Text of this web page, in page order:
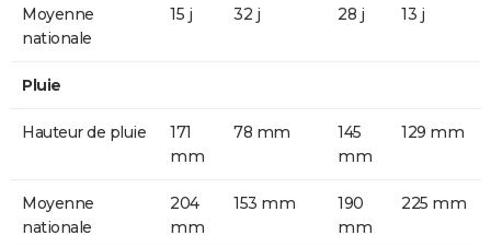
Moyenne
nationale
15 j 32 j 28 j 13 j
Pluie
Hauteur de pluie
171
mm
78 mm
145
mm
129 mm
Moyenne
nationale
204
mm
153 mm
190
mm
225 mm